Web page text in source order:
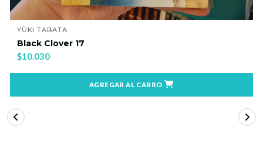
YUKI TABATA
Black Clover 19
$10.030
AGREGAR AL CARRO